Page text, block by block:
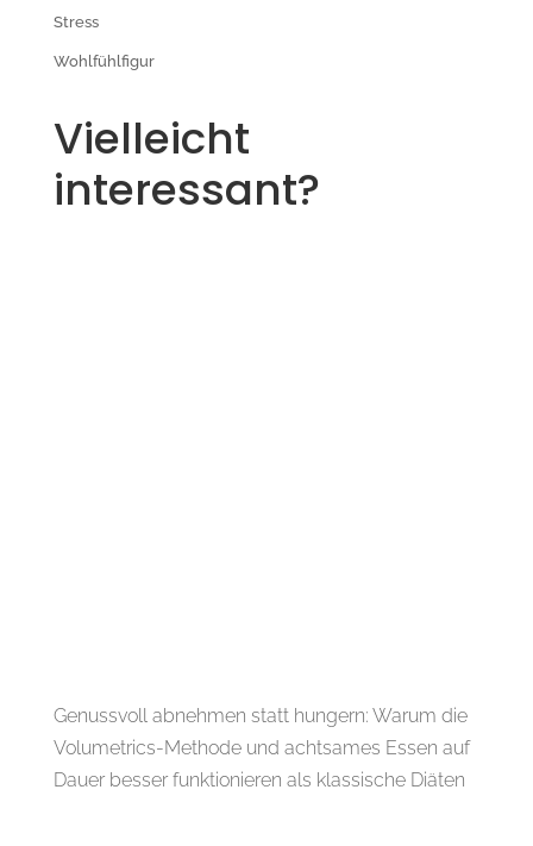
Stress
Wohlfühlfigur
Vielleicht
interessant?
Genussvoll abnehmen statt hungern: Warum die
Volumetrics-Methode und achtsames Essen auf
Dauer besser funktionieren als klassische Diäten